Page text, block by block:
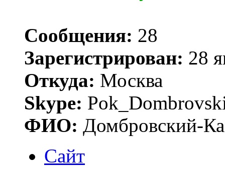
Сообщения: 28
Зарегистрирован: 28
Откуда: Москва
Skype:
ФИО: Домбровский-
Сайт